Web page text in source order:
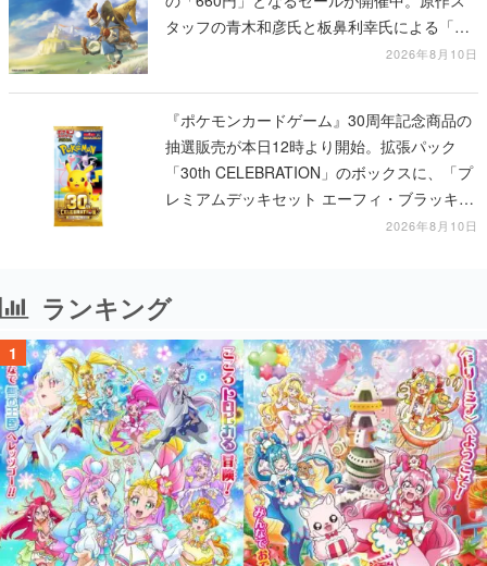
タッフの青木和彦氏と板鼻利幸氏による「ビ
2026年8月10日
『ポケモンカードゲーム』30周年記念商品の
抽選販売が本日12時より開始。拡張パック
「30th CELEBRATION」のボックスに、「プ
レミアムデッキセット エーフィ・ブラッキ
ー」「FUTURISTIC BOX」の計3商品2026年8月10日
ランキング
1